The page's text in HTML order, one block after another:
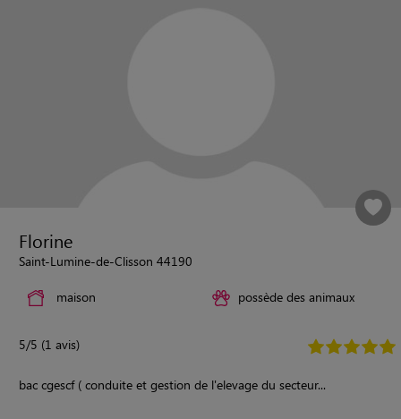
Florine
Saint-Lumine-de-Clisson 44190
maison possède des animaux
5/5 (1 avis)
bac cgescf ( conduite et gestion de l'elevage du secteur...